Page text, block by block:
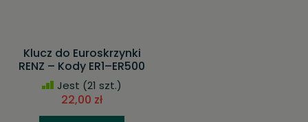
Klucz do Euroskrzynki
RENZ – Kody ER1–ER500
Jest (21 szt.)
22,00 zł